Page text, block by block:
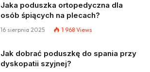
Jaka poduszka ortopedyczna dla
osób śpiących na plecach?
16 sierpnia 2025 1 968 Views
Jak dobrać poduszkę do spania przy
dyskopatii szyjnej?